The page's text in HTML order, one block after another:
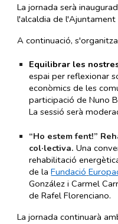
La jornada serà
l'alcaldia de l'Ajuntament
A continuació,
Equilibrar les
espai per reflexionar
econòmics de les
participació de Nuno
La sessió serà
“Ho estem fent!”
col·lectiva. Una
rehabilitació
de laFundació
González i Carmel
de Rafel Florenciano.
La jornada continuarà